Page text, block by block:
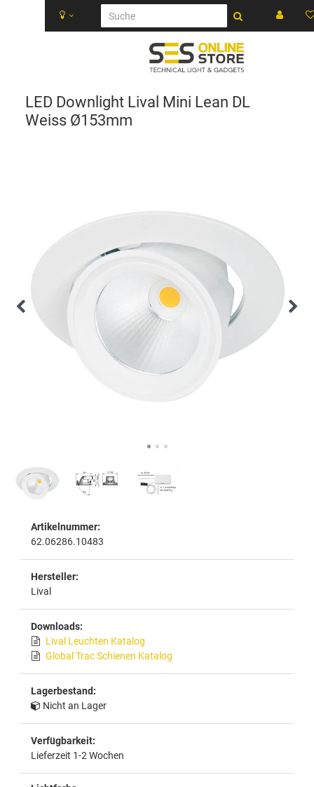
LED Downlight Lival Mini Lean DL
Weiss Ø153mm
Artikelnummer:
62.06286.10483
Hersteller:
Lival
Downloads:
Lival Leuchten Katalog
Global Trac Schienen Katalog
Lagerbestand:
Nicht an Lager
Verfügbarkeit:
Lieferzeit 1-2 Wochen